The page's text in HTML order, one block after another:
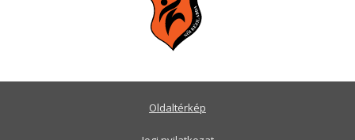
Oldaltérkép